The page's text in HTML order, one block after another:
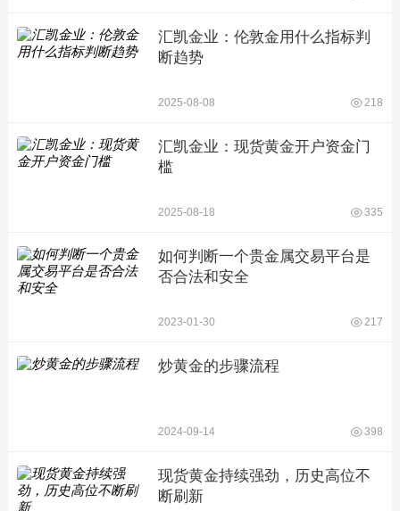
汇凯金业：伦敦金用什么指标判
断趋势
2025-08-08 218
汇凯金业：现货黄金开户资金门
槛
2025-08-18 335
如何判断一个贵金属交易平台是
否合法和安全
2023-01-30 217
炒黄金的步骤流程
2024-09-14 398
现货黄金持续强劲，历史高位不
断刷新